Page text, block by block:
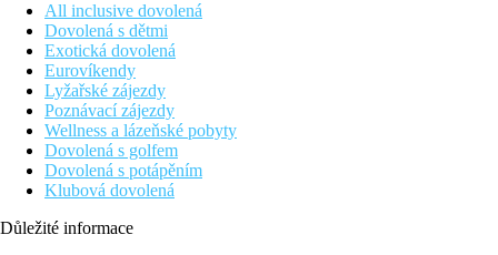
All inclusive dovolená
Dovolená s dětmi
Exotická dovolená
Eurovíkendy
Lyžařské zájezdy
Poznávací zájezdy
Wellness a lázeňské pobyty
Dovolená s golfem
Dovolená s potápěním
Klubová dovolená
Důležité informace